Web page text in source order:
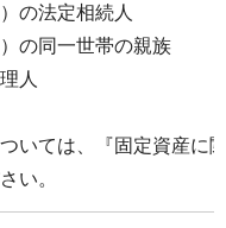
の法定相続人
の同一世帯の親族
人
いては、『固定資産に
い。